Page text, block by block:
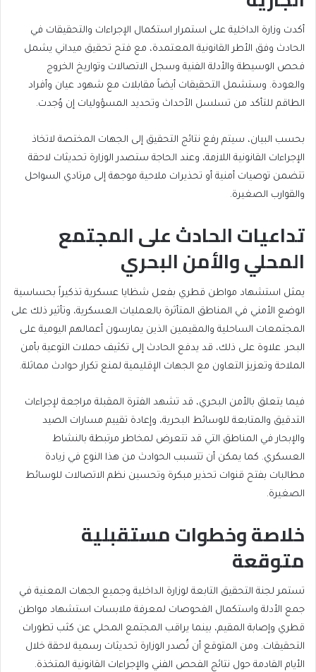
أكدت وزارة الداخلية على استمرار استكمال الإجراءات والتحقيقات في
الحادث وفق الأطر القانونية المعتمدة، مع فتح تحقيق ميداني يشمل
فحص الوسيطة والأدلة الفنية وسجل الاتصالات وتواريخ الخروج
والعودة. وستشمل التحقيقات أيضاً مقابلات مع شهود عيان وأفراد
الطاقم للتأكد من تسلسل الأحداث وتحديد المسؤوليات إن وُجدت.
بحسب البيان، سيتم رفع نتائج التحقيق إلى الجهات المختصة لاتخاذ
الإجراءات القانونية اللازمة، وعند الحاجة ستصدر الوزارة تحديثات لاحقة
تتضمن توصيات أمنية أو تحذيرات ملاحية موجهة إلى مرتادي السواحل
والقوارب الصغيرة.
تداعيات الحادث على المجتمع
المحلي والأمن البحري
يمثل استشهاد مواطن قطري بفعل شظايا عسكرية تذكيراً بحساسية
الوضع الأمني في المناطق المتأثرة بالعمليات العسكرية، وتأثير ذلك على
المجتمعات الساحلية والمقيمين الذين يمارسون أعمالهم اليومية على
البحر. علاوة على ذلك، قد يدفع الحادث إلى تكثيف حملات التوعية بأمن
الملاحة وتعزيز التعاون مع الجهات الإقليمية لمنع تكرار حوادث مماثلة.
فيما يتعلق بالأمن البحري، قد تشهد الفترة المقبلة مراجعة لإجراءات
التدقيق والمتابعة للوسائط البحرية، وإعادة تقييم مسارات الصيد
والإبحار في المناطق التي قد تتعرض لمخاطر مرتبطة بالنشاط
العسكري. كما يمكن أن تتسبب الحوادث من هذا النوع في زيادة
مطالبات بفتح قنوات تحذير مبكرة وتحسين نظم الاتصالات للوسائط
الصغيرة.
خلاصة وخطوات مستقبلية
متوقعة
تستمر لجنة التحقيق التابعة لوزارة الداخلية وجميع الجهات المعنية في
جمع الأدلة واستكمال الفحوصات لمعرفة ملابسات استشهاد مواطن
قطري وإصابة المقيم، بينما يراقب المجتمع المحلي عن كثب تطورات
التحقيقات. ومن المتوقع أن تُصدر الوزارة تحديثات رسمية لاحقة خلال
الأيام القادمة حول نتائج الفحص الفني والإجراءات القانونية المتخذة.